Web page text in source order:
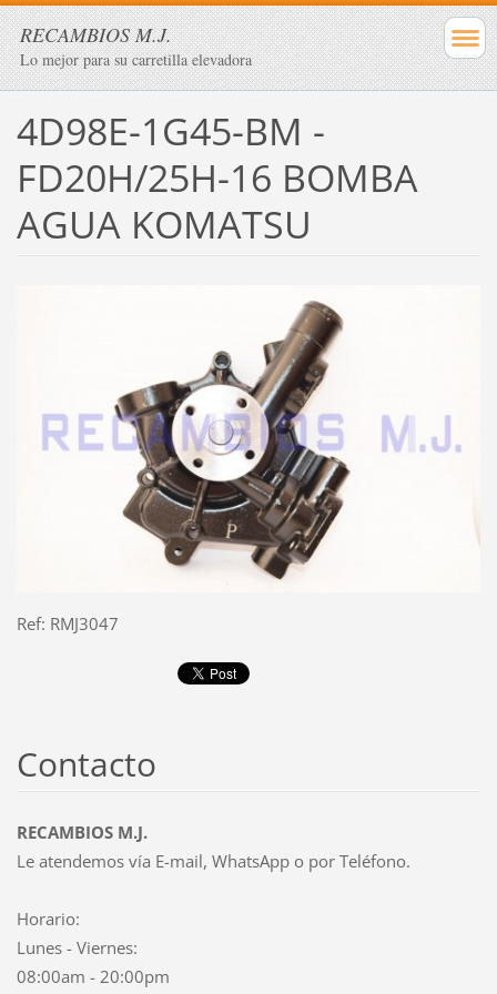
RECAMBIOS M.J.
Lo mejor para su carretilla elevadora
4D98E-1G45-BM -
FD20H/25H-16 BOMBA
AGUA KOMATSU
Ref: RMJ3047
Contacto
RECAMBIOS M.J.
Le atendemos vía E-mail, WhatsApp o por Teléfono.
Horario:
Lunes - Viernes:
08:00am - 20:00pm